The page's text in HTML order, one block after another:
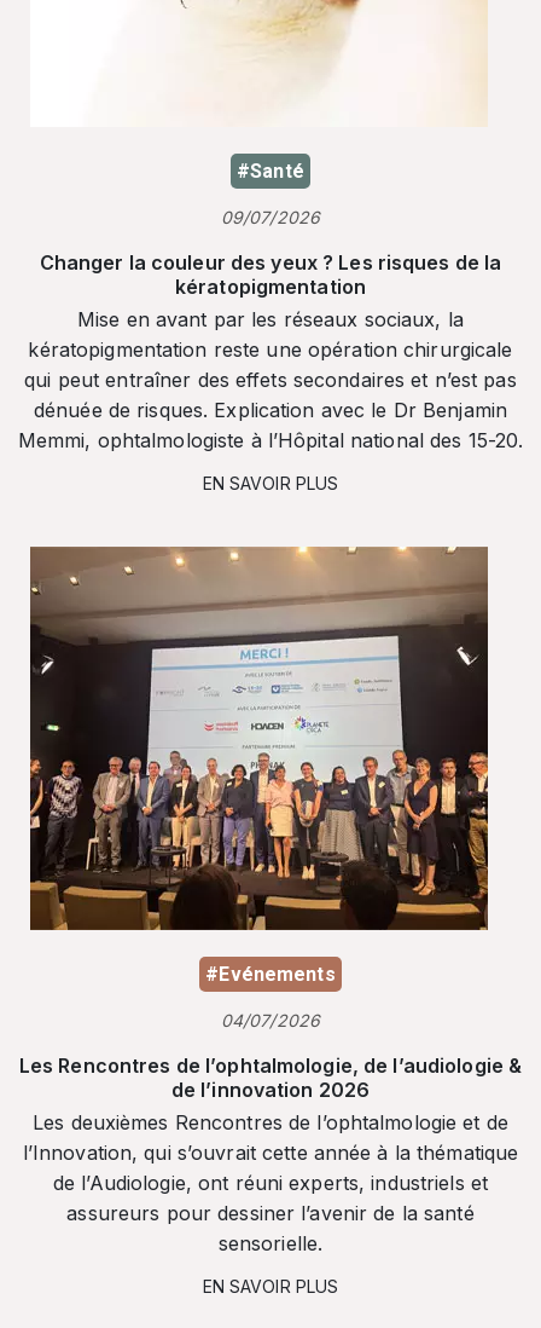
#Santé
09/07/2026
Changer la couleur des yeux ? Les risques de la
kératopigmentation
Mise en avant par les réseaux sociaux, la
kératopigmentation reste une opération chirurgicale
qui peut entraîner des effets secondaires et n’est pas
dénuée de risques. Explication avec le Dr Benjamin
Memmi, ophtalmologiste à l’Hôpital national des 15-20.
EN SAVOIR PLUS
#Evénements
04/07/2026
Les Rencontres de l’ophtalmologie, de l’audiologie &
de l’innovation 2026
Les deuxièmes Rencontres de l’ophtalmologie et de
l’Innovation, qui s’ouvrait cette année à la thématique
de l’Audiologie, ont réuni experts, industriels et
assureurs pour dessiner l’avenir de la santé
sensorielle.
EN SAVOIR PLUS